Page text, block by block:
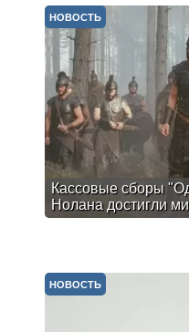
Кассовые сборы
Нолана достигли
НОВОСТЬ
НОВОСТЬ